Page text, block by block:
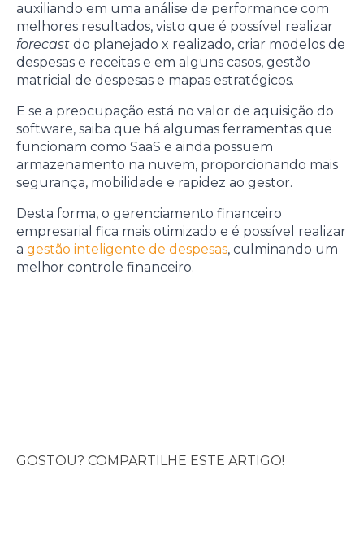
auxiliando em uma análise de performance com
melhores resultados, visto que é possível realizar
forecast do planejado x realizado, criar modelos de
despesas e receitas e em alguns casos, gestão
matricial de despesas e mapas estratégicos.
E se a preocupação está no valor de aquisição do
software, saiba que há algumas ferramentas que
funcionam como SaaS e ainda possuem
armazenamento na nuvem, proporcionando mais
segurança, mobilidade e rapidez ao gestor.
Desta forma, o gerenciamento financeiro
empresarial fica mais otimizado e é possível realizar
a gestão inteligente de despesas, culminando um
melhor controle financeiro.
GOSTOU? COMPARTILHE ESTE ARTIGO!